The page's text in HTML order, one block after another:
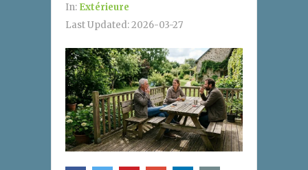
In: Extérieure
Last Updated:2026-03-27